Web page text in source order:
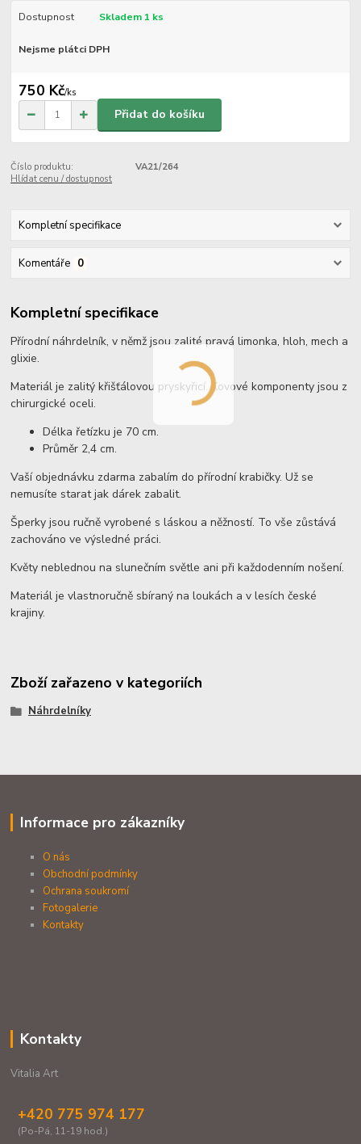
Dostupnost Skladem 1 ks
Nejsme plátci DPH
750 Kč/ks
Přidat do košíku
Číslo produktu:
VA21/264
Hlídat cenu / dostupnost
Kompletní specifikace
Komentáře 0
Kompletní specifikace
Přírodní náhrdelník, v němž jsou zalité pravá limonka, hloh, mech a
glixie.
Materiál je zalitý křišťálovou pryskyřicí. Kovové komponenty jsou z
chirurgické oceli.
Délka řetízku je 70 cm.
Průměr 2,4 cm.
Vaší objednávku zdarma zabalím do přírodní krabičky. Už se
nemusíte starat jak dárek zabalit.
Šperky jsou ručně vyrobené s láskou a něžností. To vše zůstává
zachováno ve výsledné práci.
Květy neblednou na slunečním světle ani při každodenním nošení.
Materiál je vlastnoručně sbíraný na loukách a v lesích české
krajiny.
Zboží zařazeno v kategoriích
Náhrdelníky
Informace pro zákazníky
O nás
Obchodní podmínky
Ochrana soukromí
Fotogalerie
Kontakty
Kontakty
Vitalia Art
+420 775 974 177
(Po-Pá, 11-19 hod.)